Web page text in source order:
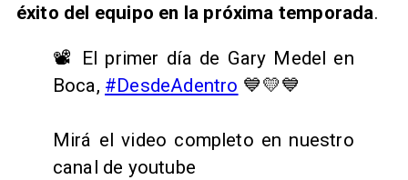
éxito del equipo en la próxima temporada.
📽 El primer día de Gary Medel en
Boca, #DesdeAdentro 💙💛💙
Mirá el video completo en nuestro
canal de youtube